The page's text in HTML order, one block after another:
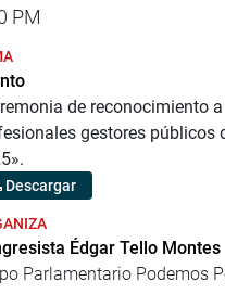
PM
de reconocimiento
gestores públicos
Descargar
Édgar Tello Montes
Parlamentario Podemos